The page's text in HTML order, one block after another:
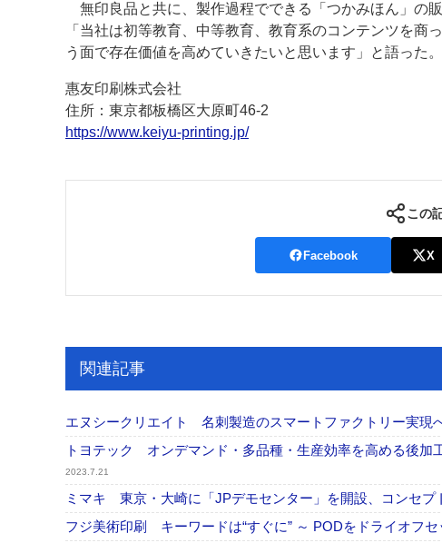
無印良品と共に、製作過程でできる「つかみほん」の
「当社は初等教育、中等教育、教育系のコンテンツを
う面で存在価値を高めていきたいと思います」と語った。
惠友印刷株式会社
住所：東京都板橋区大原町46-2
https://www.keiyu-printing.jp/
この
Facebook X
関連記事
エヌシークリエイト 名刺製造のスマートファクトリー実現
トヨテック オンデマンド・多品種・生産効率を高める後加
2023.7.21
ミマキ 東京・大崎に「JPデモセンター」を開設、コンセプ
フジ美術印刷 キーワードは“すぐに” ～ PODをドライオフ